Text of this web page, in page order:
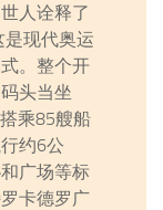
人诠释了
现代奥运
。整个开
头当坐
乘85艘船
约6公
广场等标
卡德罗广